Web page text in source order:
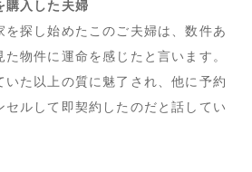
購入した夫婦
探し始めたこのご夫婦は、数件あ
物件に運命を感じたと言います。
いた以上の質に魅了され、他に予約
セルして即契約したのだと話してい